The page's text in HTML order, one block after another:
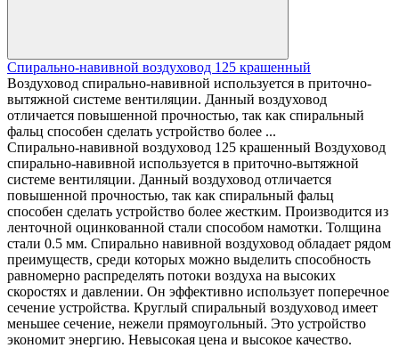
Спирально-навивной воздуховод 125 крашенный
Воздуховод спирально-навивной используется в приточно-
вытяжной системе вентиляции. Данный воздуховод
отличается повышенной прочностью, так как спиральный
фальц способен сделать устройство более ...
Спирально-навивной воздуховод 125 крашенный Воздуховод
спирально-навивной используется в приточно-вытяжной
системе вентиляции. Данный воздуховод отличается
повышенной прочностью, так как спиральный фальц
способен сделать устройство более жестким. Производится из
ленточной оцинкованной стали способом намотки. Толщина
стали 0.5 мм. Спирально навивной воздуховод обладает рядом
преимуществ, среди которых можно выделить способность
равномерно распределять потоки воздуха на высоких
скоростях и давлении. Он эффективно использует поперечное
сечение устройства. Круглый спиральный воздуховод имеет
меньшее сечение, нежели прямоугольный. Это устройство
экономит энергию. Невысокая цена и высокое качество.